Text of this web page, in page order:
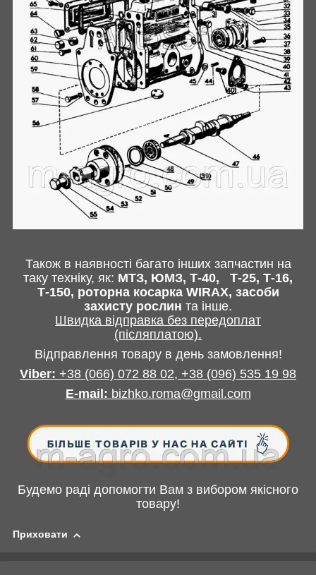
Також в наявності багато інших запчастин на
таку техніку, як: МТЗ, ЮМЗ, Т-40,
Т-25, Т-16,
Т-150, роторна косарка WIRAX, засоби
захисту рослин та інше.
Швидка відправка без передоплат
(післяплатою).
Відправлення товару в день замовлення!
Viber: +38 (066) 072 88 02, +38 (096) 535 19 98
E-mail : bizhko.roma@gmail.com
Будемо раді допомогти Вам з вибором якісного
товару!
Приховати